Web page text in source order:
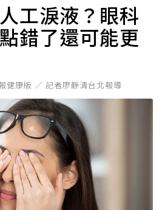
工淚液？眼科
錯了還可能更
健康版 ／ 記者廖靜清台北報導